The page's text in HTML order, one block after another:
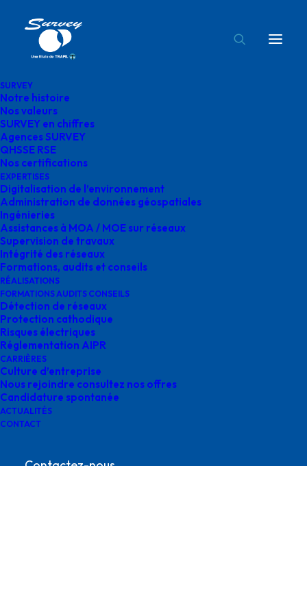
SURVEY
Notre histoire
Nos valeurs
SURVEY en chiffres
Agences SURVEY
QHSSE RSE
Nos certifications
EXPERTISES
Digitalisation de l’environnement
Administration de données géospatiales
Ingénieries
Assistances à MOA / MOE sur réseaux
Supervision de travaux
Intégrité des réseaux
Formations, audits et conseils
RÉALISATIONS
FORMATIONS AUDITS CONSEILS
Détection de réseaux
Protection cathodique
Risques électriques
Réglementation AIPR
CARRIÈRES
Culture d’entreprise
Nous rejoindre consultez nos offres
Candidature spontanée
ACTUALITÉS
CONTACT
Contactez-nous
Accueil
RUBIS TERMINAL
février 17, 2025 | Byo.bensoussan@gegg.fr
RUBIS TERMINAL